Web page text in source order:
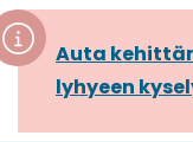
Siirry
sisältöön
Auta
lyhyeen